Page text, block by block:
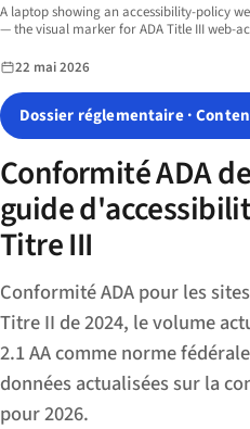
Image description:
A laptop showing an accessibility-policy
— the visual marker for ADA Title III web-
22 mai 2026
Dossier réglementaire ·
Conformité ADA
guide
Titre III
Conformité ADA pour les
Titre II de 2024, le volume
2.1 AA comme norme
données actualisées sur la
pour 2026.